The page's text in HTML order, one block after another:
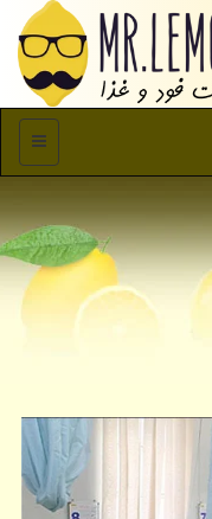
منو